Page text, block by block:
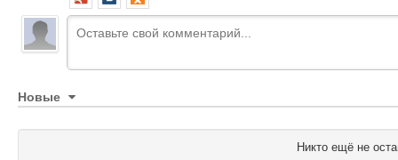
Новые
Никто ещё не